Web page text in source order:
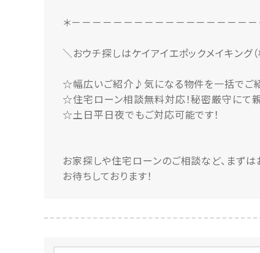
＊－－－－－－－－－－－－－－－－－
＼おウチ探しはケイアイエポックメイキング
☆幅広いご紹介♪気になる物件を一括でご紹
☆住宅ローン相談無料対応！秘密厳守にて
☆土日平日夜でもご対応可能です！
お家探しや住宅ローンのご相談など、まずは
お待ちしております！